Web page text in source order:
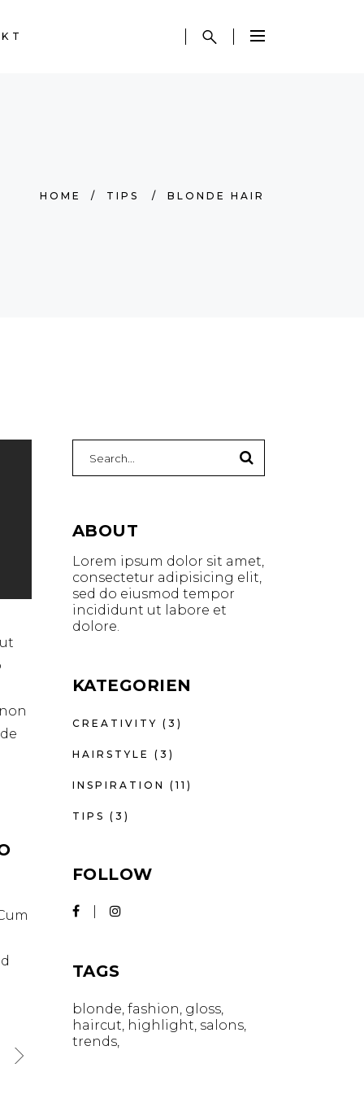
HOME / TIPS / BLONDE HAIR
ABOUT
Lorem ipsum dolor sit amet,
consectetur adipisicing elit,
sed do eiusmod tempor
incididunt ut labore et
dolore.
KATEGORIEN
CREATIVITY (3)
HAIRSTYLE (3)
INSPIRATION (11)
TIPS (3)
FOLLOW
TAGS
blonde fashion gloss
haircut highlight salons
trends